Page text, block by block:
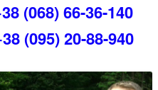
(068) 66-36-140
(095) 20-88-940